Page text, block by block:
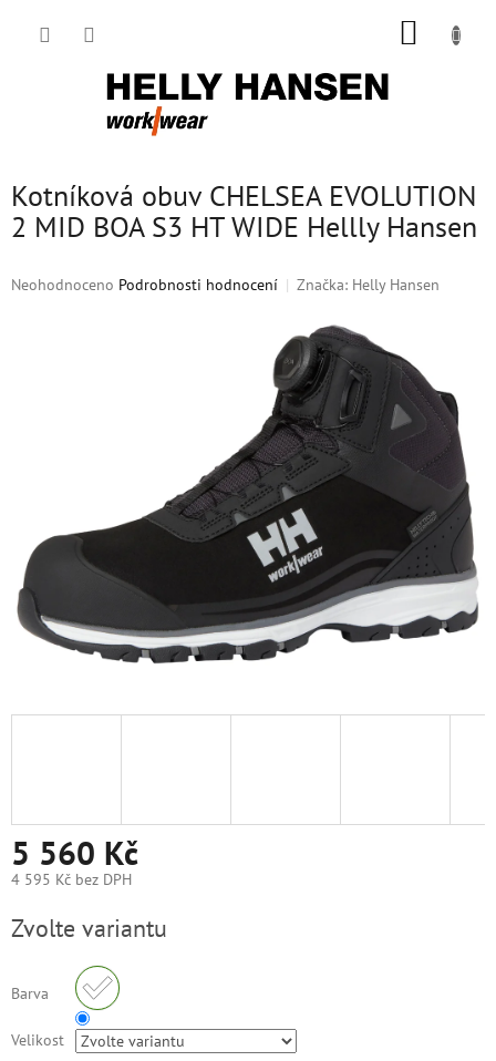
Kotníková obuv CHELSEA EVOLUTION
2 MID BOA S3 HT WIDE Hellly Hansen
Průměrné
Neohodnoceno Podrobnosti hodnocení Značka: Helly Hansen
5 560 Kč
4 595 Kč bez DPH
cena:
Zvolte variantu
Barva
Velikost